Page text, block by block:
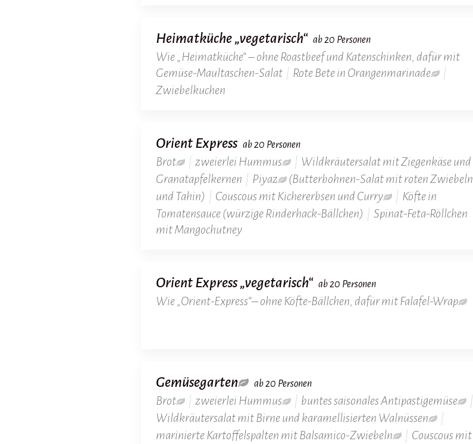
Heimatküche „vegetarisch“ ab 20 Personen
Wie „Heimatküche“ – ohne Roastbeef und Katenschinken, dafür mit
Gemüse-Maultaschen-Salat | Rote Bete in Orangenmarinade
|
Zwiebelkuchen
Orient Express ab 20 Personen
Brot | zweierlei Hummus | Wildkräutersalat mit Ziegenkäse und
Granatapfelkernen | Piyaz
(Butterbohnen-Salat mit roten Zwiebeln
und Tahin) | Couscous mit Kichererbsen und Curry | Köfte in
Tomatensauce (würzige Rinderhack-Bällchen) | Spinat-Feta-Röllchen
mit Mangochutney
Orient Express „vegetarisch“ ab 20 Personen
Wie „Orient-Express“– ohne Köfte-Bällchen, dafür mit Falafel-Wrap
Gemüsegarten ab 20 Personen
Brot | zweierlei Hummus | buntes saisonales Antipastigemüse
|
Wildkräutersalat mit Birne und karamellisierten Walnüssen
|
marinierte Kartoffelspalten mit Balsamico-Zwiebeln
| Couscous mit